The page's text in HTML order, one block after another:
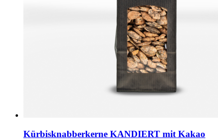
Kürbisknabberkerne KANDIERT mit Kakao